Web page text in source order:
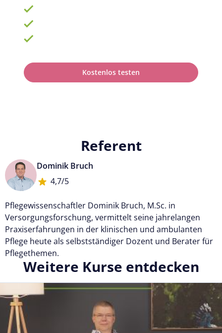
Kostenlos testen
Referent
Dominik Bruch
4,7/5
Pflegewissenschaftler Dominik Bruch, M.Sc. in
Versorgungsforschung, vermittelt seine jahrelangen
Praxiserfahrungen in der klinischen und ambulanten
Pflege heute als selbstständiger Dozent und Berater für
Pflegethemen.
Weitere Kurse entdecken